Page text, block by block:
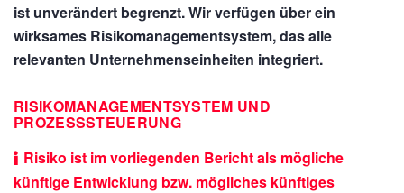
ist unverändert begrenzt. Wir verfügen über ein
wirksames Risikomanagementsystem, das alle
relevanten Unternehmenseinheiten integriert.
RISIKOMANAGEMENTSYSTEM UND
PROZESSSTEUERUNG
Risiko ist im vorliegenden Bericht als mögliche
künftige Entwicklung bzw. mögliches künftiges